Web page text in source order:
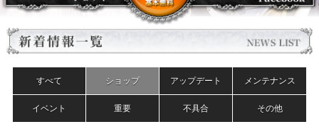
すべて ショップ アップデート メンテナンス